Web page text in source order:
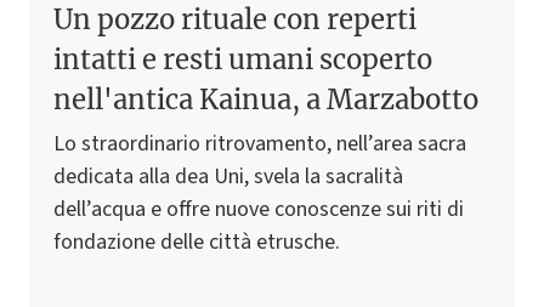
Un pozzo rituale con reperti
intatti e resti umani scoperto
nell'antica Kainua, a Marzabotto
Lo straordinario ritrovamento, nell’area sacra
dedicata alla dea Uni, svela la sacralità
dell’acqua e offre nuove conoscenze sui riti di
fondazione delle città etrusche.